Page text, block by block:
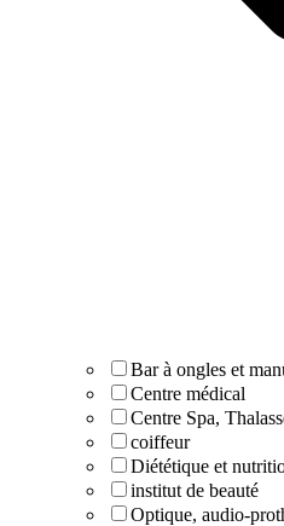
Bar à ongles et
Centre médical
Centre Spa,
coiffeur
Diététique et
institut de beauté
Optique, audio-